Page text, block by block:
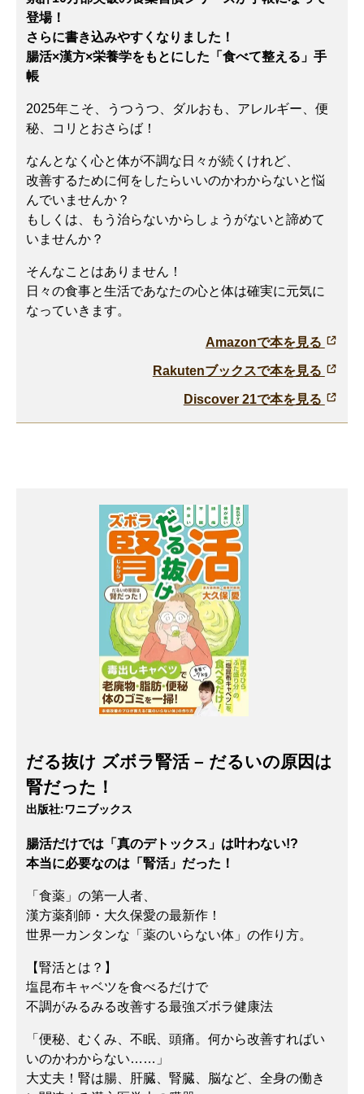
登場！
さらに書き込みやすくなりました！
腸活×漢方×栄養学をもとにした「食べて整える」手
帳
2025年こそ、うつうつ、ダルおも、アレルギー、便
秘、コリとおさらば！
なんとなく心と体が不調な日々が続くけれど、
改善するために何をしたらいいのかわからないと悩
んでいませんか？
もしくは、もう治らないからしょうがないと諦めて
いませんか？
そんなことはありません！
日々の食事と生活であなたの心と体は確実に元気に
なっていきます。
Amazonで本を見る
Rakutenブックスで本を見る
Discover 21で本を見る
だる抜け ズボラ腎活 – だるいの原因は
腎だった！
出版社:ワニブックス
腸活だけでは「真のデトックス」は叶わない!?
本当に必要なのは「腎活」だった！
「食薬」の第一人者、
漢方薬剤師・大久保愛の最新作！
世界一カンタンな「薬のいらない体」の作り方。
【腎活とは？】
塩昆布キャベツを食べるだけで
不調がみるみる改善する最強ズボラ健康法
「便秘、むくみ、不眠、頭痛。何から改善すればい
いのかわからない……」
大丈夫！腎は腸、肝臓、腎臓、脳など、全身の働き